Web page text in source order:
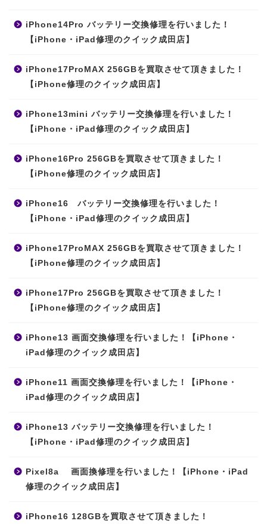
iPhone14Pro バッテリー交換修理を行いました！
【iPhone・iPad修理のクイック成田店】
iPhone17ProMAX 256GBを買取させて頂きました！
【iPhone修理のクイック成田店】
iPhone13mini バッテリー交換修理を行いました！
【iPhone・iPad修理のクイック成田店】
iPhone16Pro 256GBを買取させて頂きました！
【iPhone修理のクイック成田店】
iPhone16 バッテリー交換修理を行いました！
【iPhone・iPad修理のクイック成田店】
iPhone17ProMAX 256GBを買取させて頂きました！
【iPhone修理のクイック成田店】
iPhone17Pro 256GBを買取させて頂きました！
【iPhone修理のクイック成田店】
iPhone13 画面交換修理を行いました！【iPhone・
iPad修理のクイック成田店】
iPhone11 画面交換修理を行いました！【iPhone・
iPad修理のクイック成田店】
iPhone13 バッテリー交換修理を行いました！
【iPhone・iPad修理のクイック成田店】
Pixel8a 画面換修理を行いました！【iPhone・iPad
修理のクイック成田店】
iPhone16 128GBを買取させて頂きました！